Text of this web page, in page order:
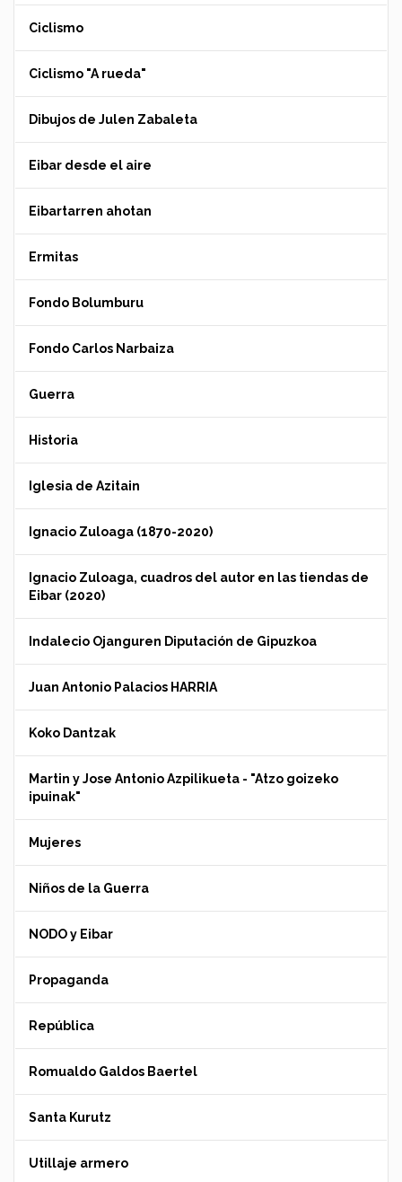
Ciclismo
Ciclismo "A rueda"
Dibujos de Julen Zabaleta
Eibar desde el aire
Eibartarren ahotan
Ermitas
Fondo Bolumburu
Fondo Carlos Narbaiza
Guerra
Historia
Iglesia de Azitain
Ignacio Zuloaga (1870-2020)
Ignacio Zuloaga, cuadros del autor en las tiendas de
Eibar (2020)
Indalecio Ojanguren Diputación de Gipuzkoa
Juan Antonio Palacios HARRIA
Koko Dantzak
Martin y Jose Antonio Azpilikueta - "Atzo goizeko
ipuinak"
Mujeres
Niños de la Guerra
NODO y Eibar
Propaganda
República
Romualdo Galdos Baertel
Santa Kurutz
Utillaje armero